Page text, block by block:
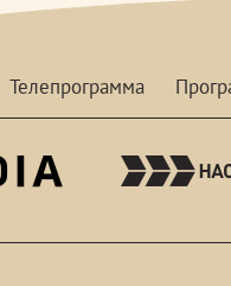
Телепрограмма